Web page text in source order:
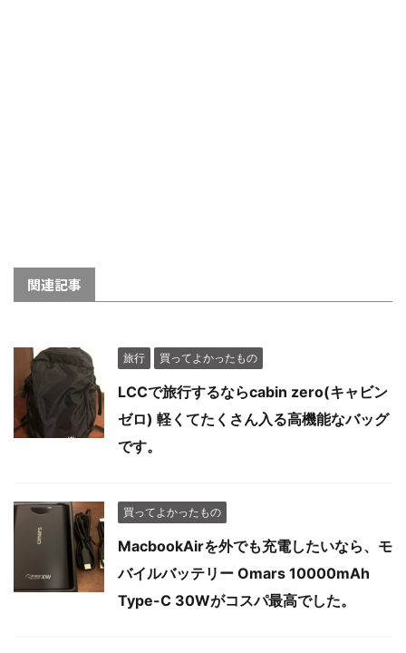
関連記事
旅行 買ってよかったもの
LCCで旅行するならcabin zero(キャビン
ゼロ) 軽くてたくさん入る高機能なバッグ
です。
買ってよかったもの
MacbookAirを外でも充電したいなら、モ
バイルバッテリー Omars 10000mAh
Type-C 30Wがコスパ最高でした。